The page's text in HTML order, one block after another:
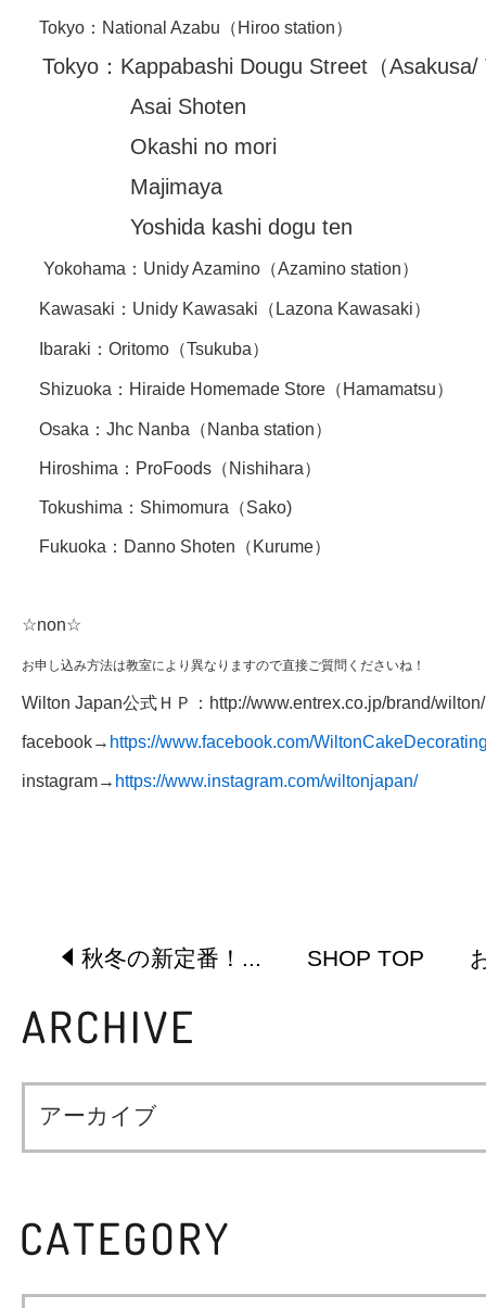
Tokyo： National Azabu （ Hiroo station）
Tokyo： Kappabashi Dougu Street （
Asai Shoten
Okashi no mori
Majimaya
Yoshida kashi dogu ten
Yokohama： Unidy Azamino （Azamino station）
Kawasaki： Unidy Kawasaki （Lazona Kawasaki）
Ibaraki： Oritomo （Tsukuba）
Shizuoka： Hiraide Homemade Store （Hamamatsu）
Osaka： Jhc Nanba （Nanba station）
Hiroshima： ProFoods （Nishihara）
Tokushima： Shimomura （Sako)
Fukuoka： Danno Shoten （Kurume）
☆non☆
お申し込み方法は教室により異なりますので直接ご質問くださいね！
Wilton Japan公式ＨＰ： http://www.entrex.co.jp/brand/wilton/​
facebook→ https://www.facebook.com/
instagram→ https://www.instagram.com/wiltonjapan/
秋冬の新定番！... SHOP TOP
アーカイブ